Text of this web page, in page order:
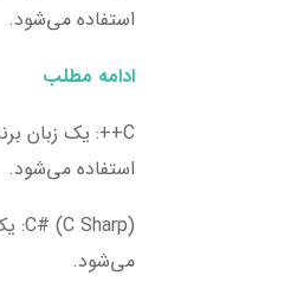
استفاده می‌شود.
ادامه مطلب
C++
: یک زبان
استفاده می‌شود.
C# (C Sharp)
می‌شود.